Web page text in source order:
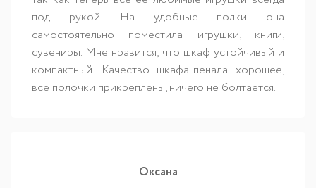
под рукой. На удобные полки она
самостоятельно поместила игрушки, книги,
сувениры. Мне нравится, что шкаф устойчивый и
компактный. Качество шкафа-пенала хорошее,
все полочки прикреплены, ничего не болтается.
Оксана